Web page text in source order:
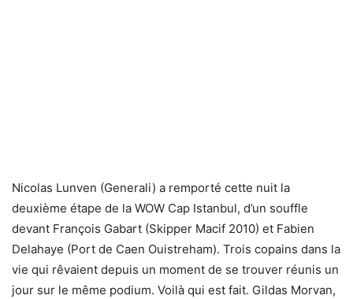
Nicolas Lunven (Generali) a remporté cette nuit la
deuxième étape de la WOW Cap Istanbul, d’un souffle
devant François Gabart (Skipper Macif 2010) et Fabien
Delahaye (Port de Caen Ouistreham). Trois copains dans la
vie qui rêvaient depuis un moment de se trouver réunis un
jour sur le même podium. Voilà qui est fait. Gildas Morvan,